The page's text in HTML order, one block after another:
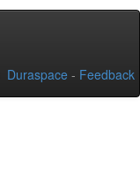
Duraspace - Feedback